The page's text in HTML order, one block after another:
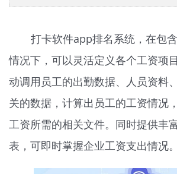
打卡软件app排名系统，在包
情况下，可以灵活定义各个工资项
动调用员工的出勤数据、人员资料
关的数据，计算出员工的工资情况
工资所需的相关文件。同时提供丰
表，可即时掌握企业工资支出情况。